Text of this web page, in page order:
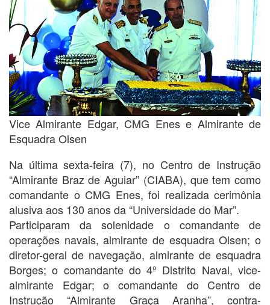
Vice Almirante Edgar, CMG Enes e Almirante de
Esquadra Olsen
Na última sexta-feira (7), no Centro de Instrução
“Almirante Braz de Aguiar” (CIABA), que tem como
comandante o CMG Enes, foi realizada cerimônia
alusiva aos 130 anos da “Universidade do Mar”.
Participaram da solenidade o comandante de
operações navais, almirante de esquadra Olsen; o
diretor-geral de navegação, almirante de esquadra
Borges; o comandante do 4º Distrito Naval, vice-
almirante Edgar; o comandante do Centro de
Instrução “Almirante Graça Aranha”, contra-